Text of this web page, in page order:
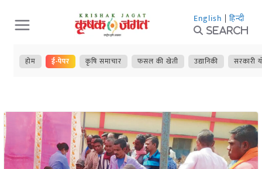
Skip
to
content
English | हिन्दी
Search
होम ई-पेपर कृषि समाचार फसल की खेती उद्यानिकी सरकारी